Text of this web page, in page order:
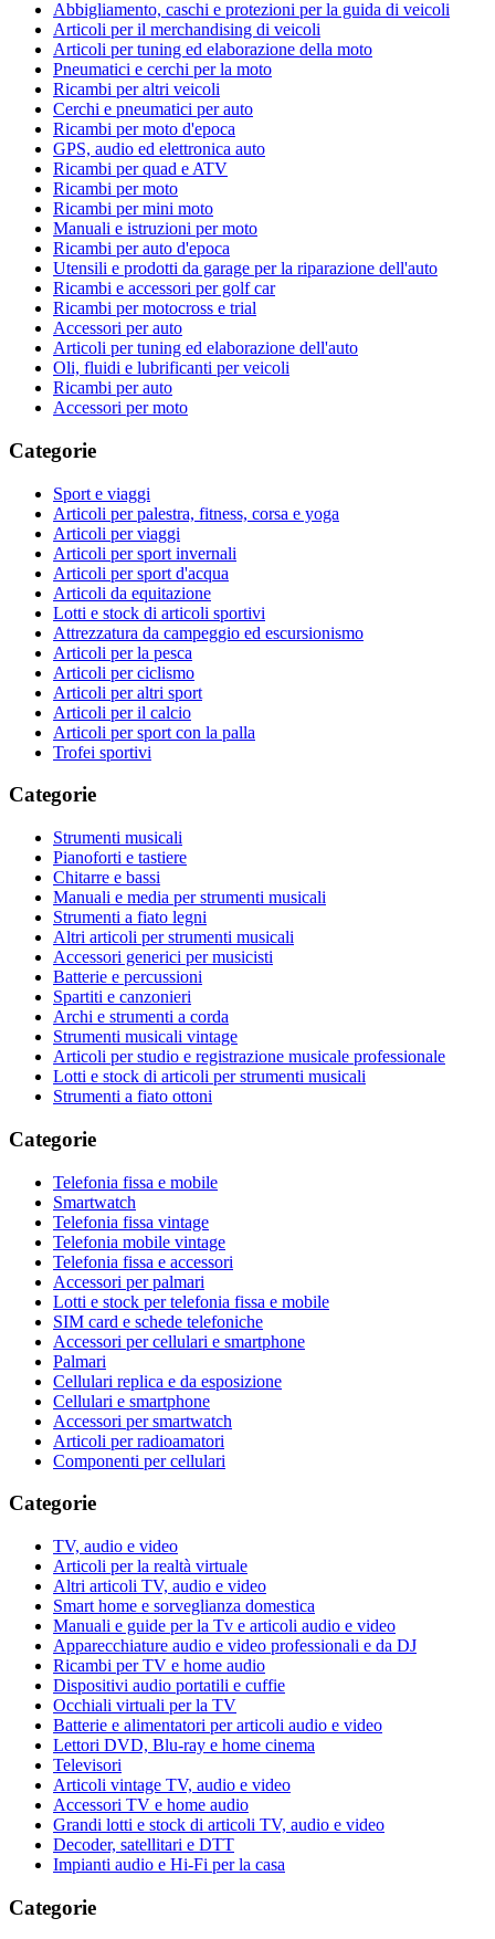
Abbigliamento, caschi e protezioni per la guida di veicoli
Articoli per il merchandising di veicoli
Articoli per tuning ed elaborazione della moto
Pneumatici e cerchi per la moto
Ricambi per altri veicoli
Cerchi e pneumatici per auto
Ricambi per moto d'epoca
GPS, audio ed elettronica auto
Ricambi per quad e ATV
Ricambi per moto
Ricambi per mini moto
Manuali e istruzioni per moto
Ricambi per auto d'epoca
Utensili e prodotti da garage per la riparazione dell'auto
Ricambi e accessori per golf car
Ricambi per motocross e trial
Accessori per auto
Articoli per tuning ed elaborazione dell'auto
Oli, fluidi e lubrificanti per veicoli
Ricambi per auto
Accessori per moto
Categorie
Sport e viaggi
Articoli per palestra, fitness, corsa e yoga
Articoli per viaggi
Articoli per sport invernali
Articoli per sport d'acqua
Articoli da equitazione
Lotti e stock di articoli sportivi
Attrezzatura da campeggio ed escursionismo
Articoli per la pesca
Articoli per ciclismo
Articoli per altri sport
Articoli per il calcio
Articoli per sport con la palla
Trofei sportivi
Categorie
Strumenti musicali
Pianoforti e tastiere
Chitarre e bassi
Manuali e media per strumenti musicali
Strumenti a fiato legni
Altri articoli per strumenti musicali
Accessori generici per musicisti
Batterie e percussioni
Spartiti e canzonieri
Archi e strumenti a corda
Strumenti musicali vintage
Articoli per studio e registrazione musicale professionale
Lotti e stock di articoli per strumenti musicali
Strumenti a fiato ottoni
Categorie
Telefonia fissa e mobile
Smartwatch
Telefonia fissa vintage
Telefonia mobile vintage
Telefonia fissa e accessori
Accessori per palmari
Lotti e stock per telefonia fissa e mobile
SIM card e schede telefoniche
Accessori per cellulari e smartphone
Palmari
Cellulari replica e da esposizione
Cellulari e smartphone
Accessori per smartwatch
Articoli per radioamatori
Componenti per cellulari
Categorie
TV, audio e video
Articoli per la realtà virtuale
Altri articoli TV, audio e video
Smart home e sorveglianza domestica
Manuali e guide per la Tv e articoli audio e video
Apparecchiature audio e video professionali e da DJ
Ricambi per TV e home audio
Dispositivi audio portatili e cuffie
Occhiali virtuali per la TV
Batterie e alimentatori per articoli audio e video
Lettori DVD, Blu-ray e home cinema
Televisori
Articoli vintage TV, audio e video
Accessori TV e home audio
Grandi lotti e stock di articoli TV, audio e video
Decoder, satellitari e DTT
Impianti audio e Hi-Fi per la casa
Categorie